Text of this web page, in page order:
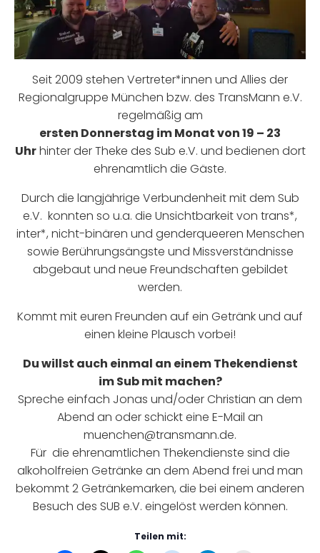
Seit 2009 stehen Vertreter*innen und Allies der
Regionalgruppe München bzw. des TransMann e.V.
regelmäßig am
ersten Donnerstag im Monat von 19 – 23
Uhrhinter der Theke des Sub e.V. und bedienen dort
ehrenamtlich die Gäste.
Durch die langjährige Verbundenheit mit dem Sub
e.V. konnten so u.a. die Unsichtbarkeit von trans*,
inter*, nicht-binären und genderqueeren Menschen
sowie Berührungsängste und Missverständnisse
abgebaut und neue Freundschaften gebildet
werden.
Kommt mit euren Freunden auf ein Getränk und auf
einen kleine Plausch vorbei!
Du willst auch einmal an einem Thekendienst
im Sub mit machen?
Spreche einfach Jonas und/oder Christian an dem
Abend an oder schickt eine E-Mail an
muenchen@transmann.de.
Für die ehrenamtlichen Thekendienste sind die
alkoholfreien Getränke an dem Abend frei und man
bekommt 2 Getränkemarken, die bei einem anderen
Besuch des SUB e.V. eingelöst werden können.
Teilen mit: